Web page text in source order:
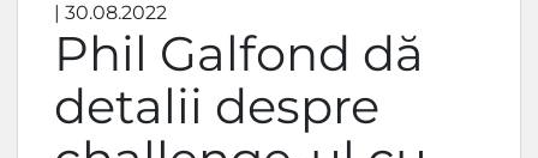
| 30.08.2022
Phil Galfond dă
detalii despre